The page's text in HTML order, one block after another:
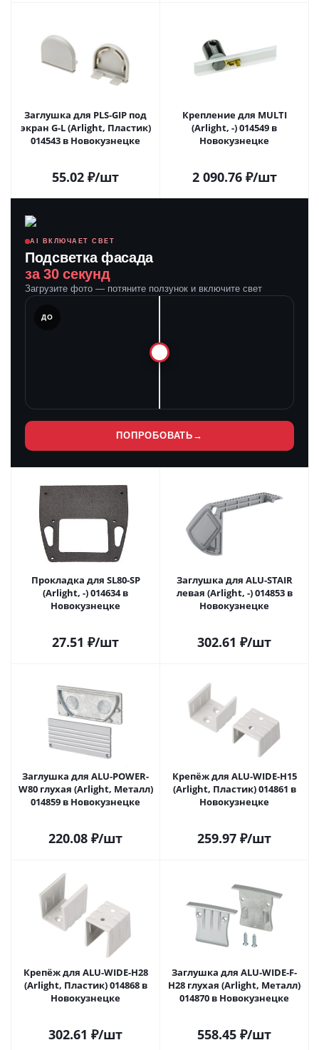
Заглушка для PLS-GIP под
экран G-L (Arlight, Пластик)
014543 в Новокузнецке
55.02 ₽/шт
Крепление для MULTI
(Arlight, -) 014549 в
Новокузнецке
2 090.76₽/шт
AI ВКЛЮЧАЕТ СВЕТ
Подсветка фасада
за 30 секунд
Загрузите фото — потяните ползунок и включите свет
ДО
ПОПРОБОВАТЬ →
Прокладка для SL80-SP
(Arlight, -) 014634 в
Новокузнецке
27.51 ₽/шт
Заглушка для ALU-STAIR
левая (Arlight, -) 014853 в
Новокузнецке
302.61 ₽/шт
Заглушка для ALU-POWER-
W80 глухая (Arlight, Металл)
014859 в Новокузнецке
220.08 ₽/шт
Крепёж для ALU-WIDE-H15
(Arlight, Пластик) 014861 в
Новокузнецке
259.97 ₽/шт
Крепёж для ALU-WIDE-H28
(Arlight, Пластик) 014868 в
Новокузнецке
302.61 ₽/шт
Заглушка для ALU-WIDE-F-
H28 глухая (Arlight, Металл)
014870 в Новокузнецке
558.45 ₽/шт